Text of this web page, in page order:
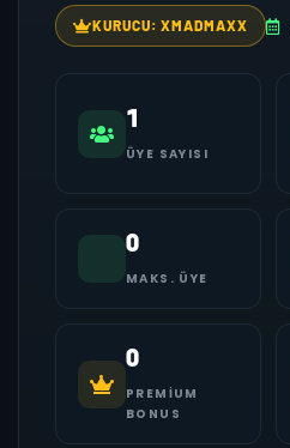
KURUCU: XMADMAXX
1
ÜYE SAYISI
0
MAKS. ÜYE
0
PREMIUM
BONUS